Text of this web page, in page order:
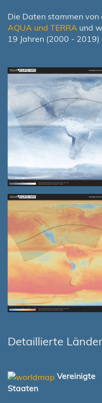
Die Daten stammen
AQUA und TERRA und
19 Jahren (2000 -
Detaillierte
Vereinigte
Staaten